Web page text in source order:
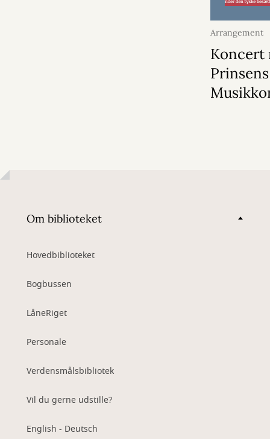
Arrangement
2026
Koncert
Prinsens
Om biblioteket
Hovedbiblioteket
Bogbussen
LåneRiget
Personale
Verdensmålsbibliotek
Vil du gerne udstille?
English - Deutsch